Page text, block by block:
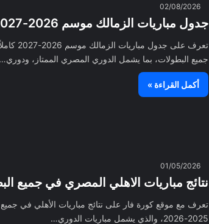
02/08/2026
جدول مباريات الزمالك موسم 2026-2027 كاملاً والمواعيد
تعرف على
جميع البطولات، بما يشمل الدوري المصري الممتاز، ودوري…
أكمل القراءة »
01/05/2026
نتائج مباريات الاهلي المصري في جميع البطولات
تعرف مع موقع كورة فار على نتائج مباريات الأهلي في
2025-2026، والذي يشمل مباريات الدوري…